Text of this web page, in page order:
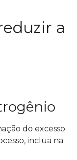
a
do excesso
inclua na